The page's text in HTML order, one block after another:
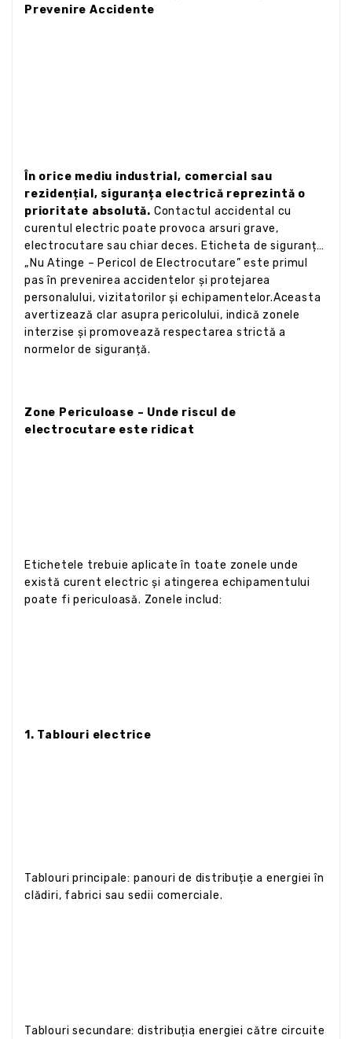
Prevenire Accidente
În orice mediu industrial, comercial sau
rezidențial, siguranța electrică reprezintă o
prioritate absolută. Contactul accidental cu
curentul electric poate provoca arsuri grave,
electrocutare sau chiar deces. Eticheta de siguranță
„Nu Atinge – Pericol de Electrocutare” este primul
pas în prevenirea accidentelor și protejarea
personalului, vizitatorilor și echipamentelor.Aceasta
avertizează clar asupra pericolului, indică zonele
interzise și promovează respectarea strictă a
normelor de siguranță.
Zone Periculoase – Unde riscul de
electrocutare este ridicat
Etichetele trebuie aplicate în toate zonele unde
există curent electric și atingerea echipamentului
poate fi periculoasă. Zonele includ:
1. Tablouri electrice
Tablouri principale: panouri de distribuție a energiei în
clădiri, fabrici sau sedii comerciale.
Tablouri secundare: distribuția energiei către circuite